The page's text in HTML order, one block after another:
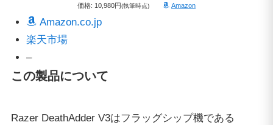
価格: 10,980円(執筆時点) Amazon
Amazon.co.jp
楽天市場
–
この製品について
Razer DeathAdder V3はフラッグシップ機である